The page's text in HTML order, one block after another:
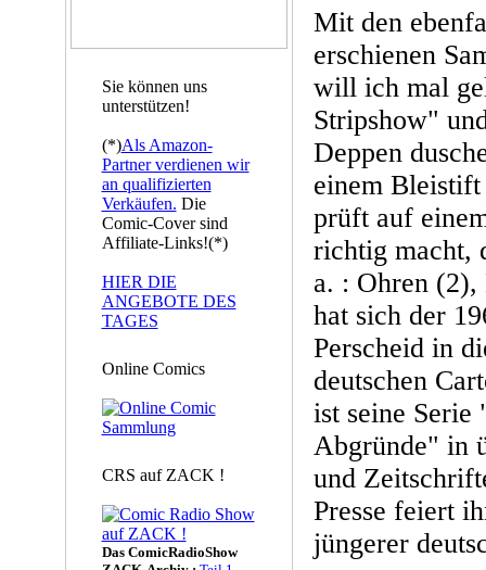
Sie können uns
unterstützen!
(*)Als Amazon-
Partner verdienen wir
an qualifizierten
Verkäufen. Die
Comic-Cover sind
Affiliate-Links!(*)
HIER DIE
ANGEBOTE DES
TAGES
Online Comics
CRS auf ZACK !
Das ComicRadioShow
Mit den
erschienen
will ich mal
Stripshow"
Deppen
einem Bleistift
prüft auf
richtig macht,
a. : Ohren
hat sich der
Perscheid in
deutschen
ist seine Serie
Abgründe" in
und
Presse feiert
jüngerer